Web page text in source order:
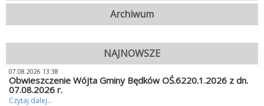
Archiwum
NAJNOWSZE
07.08.2026 13:38
Obwieszczenie Wójta Gminy Będków OŚ.6220.1.2026 z dn.
07.08.2026 r.
Czytaj dalej...